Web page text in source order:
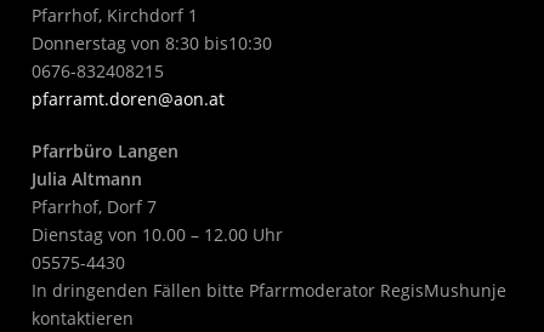
Pfarrhof, Kirchdorf 1
Donnerstag von 8:30 bis10:30
0676-832408215
pfarramt.doren@aon.at
Pfarrbüro Langen
Julia Altmann
Pfarrhof, Dorf 7
Dienstag von 10.00 – 12.00 Uhr
05575-4430
In dringenden Fällen bitte Pfarrmoderator RegisMushunje
kontaktieren